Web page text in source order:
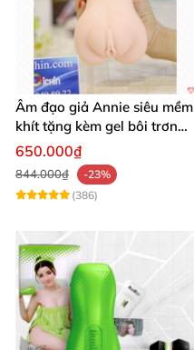
Âm đạo giả Annie siêu mềm
khít tặng kèm gel bôi trơn
cao cấp
650.000₫
844.000₫
-23%
(386)